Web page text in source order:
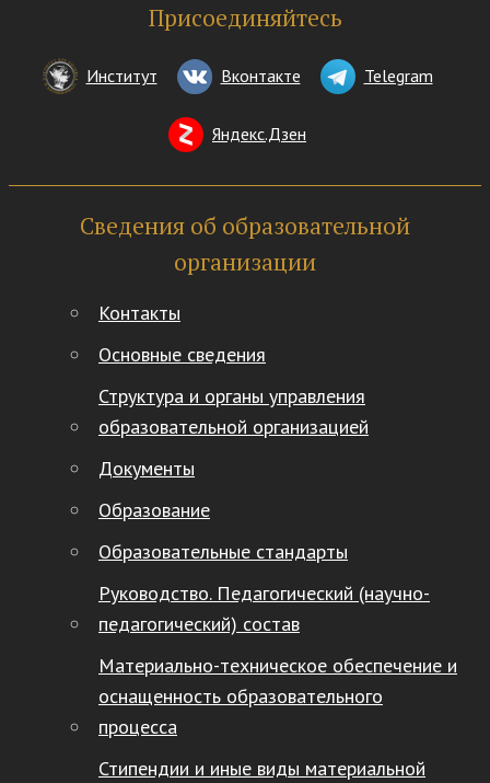
Присоединяйтесь
Институт Вконтакте Telegram
Яндекс.Дзен
Сведения об образовательной
организации
Контакты
Основные сведения
Структура и органы управления
образовательной организацией
Документы
Образование
Образовательные стандарты
Руководство. Педагогический (научно-
педагогический) состав
Материально-техническое обеспечение и
оснащенность образовательного
процесса
Стипендии и иные виды материальной